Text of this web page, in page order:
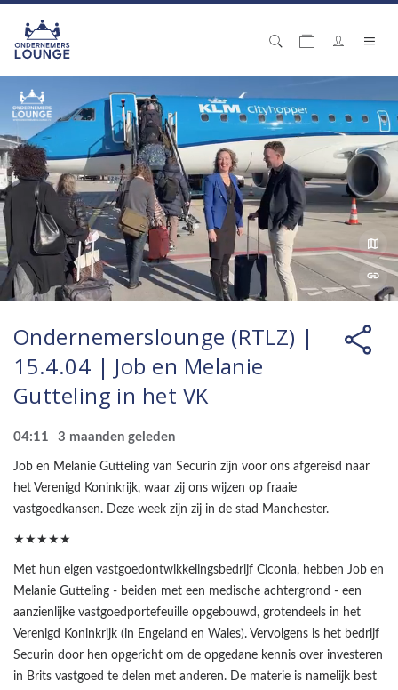
Ondernemerslounge (RTLZ) |
15.4.04 | Job en Melanie
Gutteling in het VK
04:11 3 maanden geleden
Job en Melanie Gutteling van Securin zijn voor ons afgereisd naar
het Verenigd Koninkrijk, waar zij ons wijzen op fraaie
vastgoedkansen. Deze week zijn zij in de stad Manchester.
★★★★★
Met hun eigen vastgoedontwikkelingsbedrijf Ciconia, hebben Job en
Melanie Gutteling - beiden met een medische achtergrond - een
aanzienlijke vastgoedportefeuille opgebouwd, grotendeels in het
Verenigd Koninkrijk (in Engeland en Wales). Vervolgens is het bedrijf
Securin door hen opgericht om de opgedane kennis over investeren
in Brits vastgoed te delen met anderen. De materie is namelijk best